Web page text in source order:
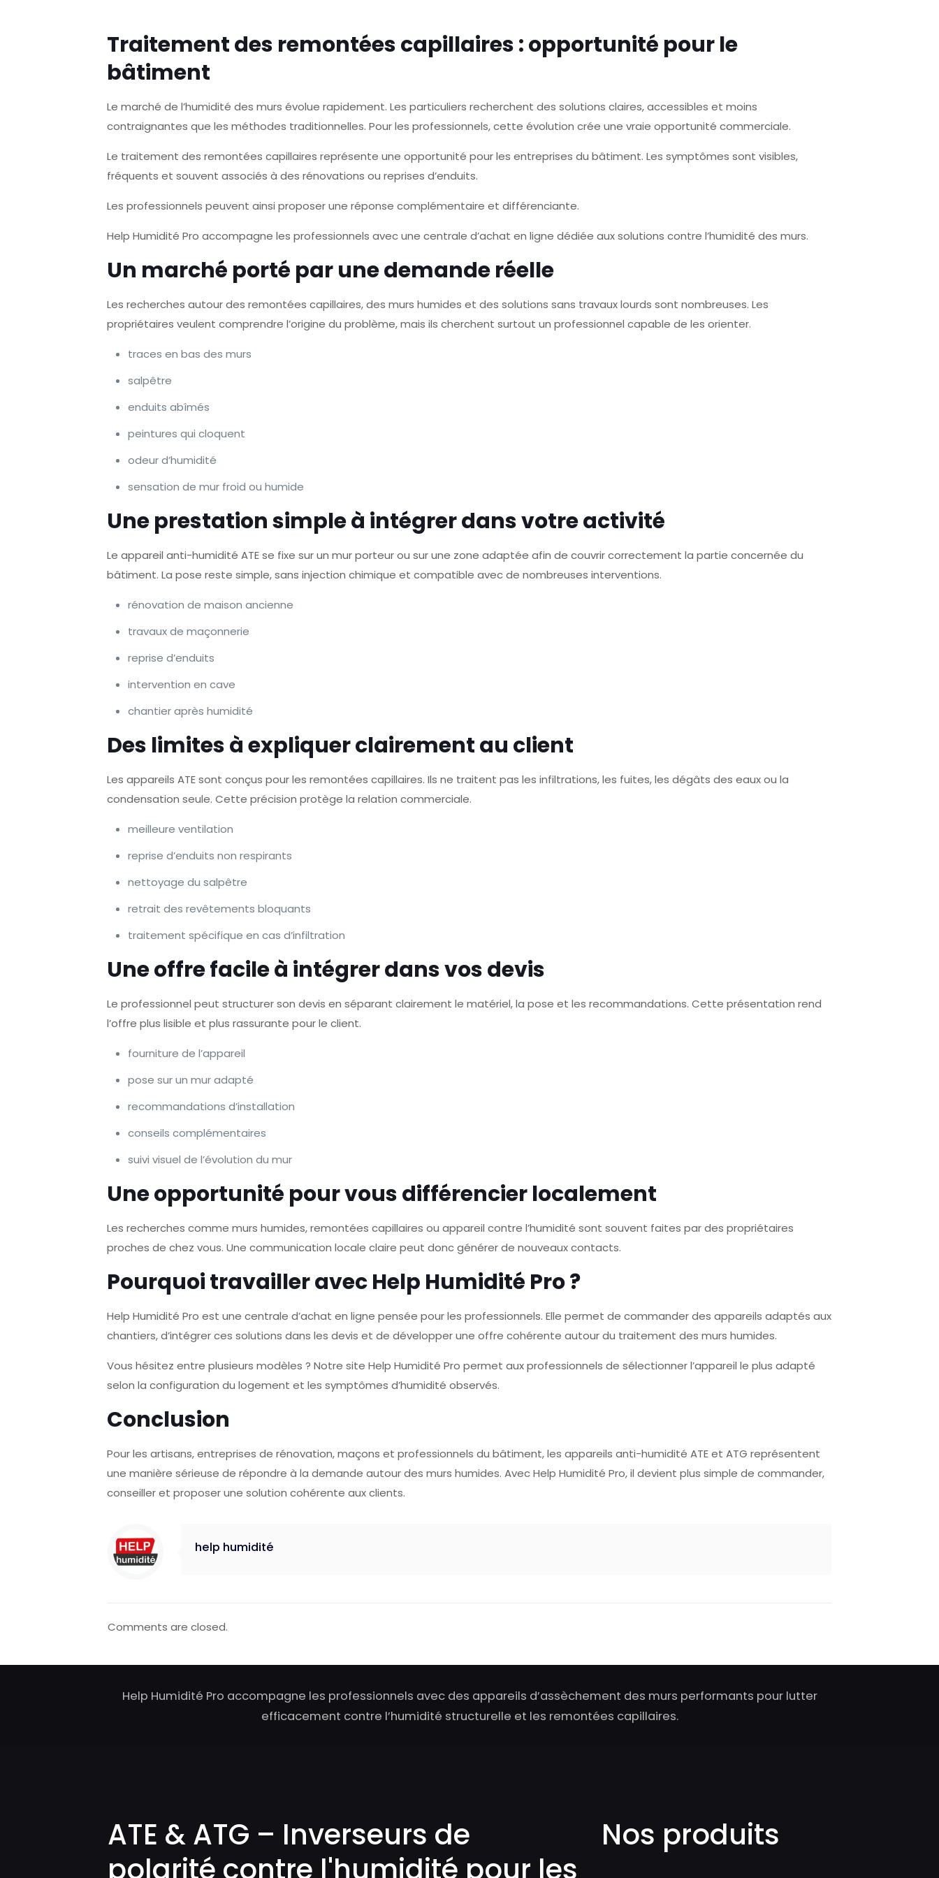
Traitement des remontées capillaires : opportunité pour le
bâtiment
Le marché de l’humidité des murs évolue rapidement. Les particuliers recherchent des solutions claires, accessibles et moins
contraignantes que les méthodes traditionnelles. Pour les professionnels, cette évolution crée une vraie opportunité commerciale.
Le traitement des remontées capillaires représente une opportunité pour les entreprises du bâtiment. Les symptômes sont visibles,
fréquents et souvent associés à des rénovations ou reprises d’enduits.
Les professionnels peuvent ainsi proposer une réponse complémentaire et différenciante.
Help Humidité Pro accompagne les professionnels avec une centrale d’achat en ligne dédiée aux solutions contre l’humidité des murs.
Un marché porté par une demande réelle
Les recherches autour des remontées capillaires, des murs humides et des solutions sans travaux lourds sont nombreuses. Les
propriétaires veulent comprendre l’origine du problème, mais ils cherchent surtout un professionnel capable de les orienter.
traces en bas des murs
salpêtre
enduits abîmés
peintures qui cloquent
odeur d’humidité
sensation de mur froid ou humide
Une prestation simple à intégrer dans votre activité
Le appareil anti-humidité ATE se fixe sur un mur porteur ou sur une zone adaptée afin de couvrir correctement la partie concernée du
bâtiment. La pose reste simple, sans injection chimique et compatible avec de nombreuses interventions.
rénovation de maison ancienne
travaux de maçonnerie
reprise d’enduits
intervention en cave
chantier après humidité
Des limites à expliquer clairement au client
Les appareils ATE sont conçus pour les remontées capillaires. Ils ne traitent pas les infiltrations, les fuites, les dégâts des eaux ou la
condensation seule. Cette précision protège la relation commerciale.
meilleure ventilation
reprise d’enduits non respirants
nettoyage du salpêtre
retrait des revêtements bloquants
traitement spécifique en cas d’infiltration
Une offre facile à intégrer dans vos devis
Le professionnel peut structurer son devis en séparant clairement le matériel, la pose et les recommandations. Cette présentation rend
l’offre plus lisible et plus rassurante pour le client.
fourniture de l’appareil
pose sur un mur adapté
recommandations d’installation
conseils complémentaires
suivi visuel de l’évolution du mur
Une opportunité pour vous différencier localement
Les recherches comme murs humides, remontées capillaires ou appareil contre l’humidité sont souvent faites par des propriétaires
proches de chez vous. Une communication locale claire peut donc générer de nouveaux contacts.
Pourquoi travailler avec Help Humidité Pro ?
Help Humidité Pro est une centrale d’achat en ligne pensée pour les professionnels. Elle permet de commander des appareils adaptés aux
chantiers, d’intégrer ces solutions dans les devis et de développer une offre cohérente autour du traitement des murs humides.
Vous hésitez entre plusieurs modèles ? Notre site Help Humidité Pro permet aux professionnels de sélectionner l’appareil le plus adapté
selon la configuration du logement et les symptômes d’humidité observés.
Conclusion
Pour les artisans, entreprises de rénovation, maçons et professionnels du bâtiment, les appareils anti-humidité ATE et ATG représentent
une manière sérieuse de répondre à la demande autour des murs humides. Avec Help Humidité Pro, il devient plus simple de commander,
conseiller et proposer une solution cohérente aux clients.
help humidité
Comments are closed.
Help Humidité Pro accompagne les professionnels avec des appareils d’assèchement des murs performants pour lutter
efficacement contre l’humidité structurelle et les remontées capillaires.
ATE & ATG – Inverseurs de
polarité contre l'humidité pour les
Nos produits